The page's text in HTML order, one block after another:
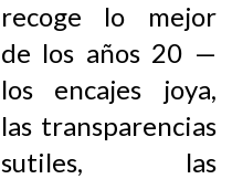
recoge lo mejor
de los años 20 —
los encajes joya,
las transparencias
sutiles, las